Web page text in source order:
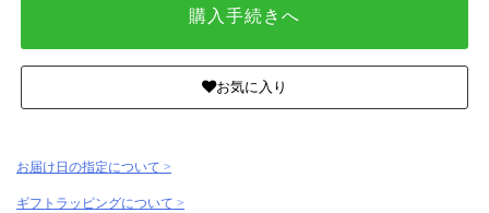
購入手続きへ
お気に入り
お届け日の指定について >
ギフトラッピングについて >